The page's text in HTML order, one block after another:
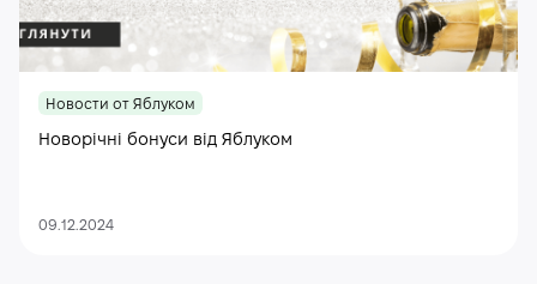
Новости от Яблуком
Новорічні бонуси від Яблуком
09.12.2024